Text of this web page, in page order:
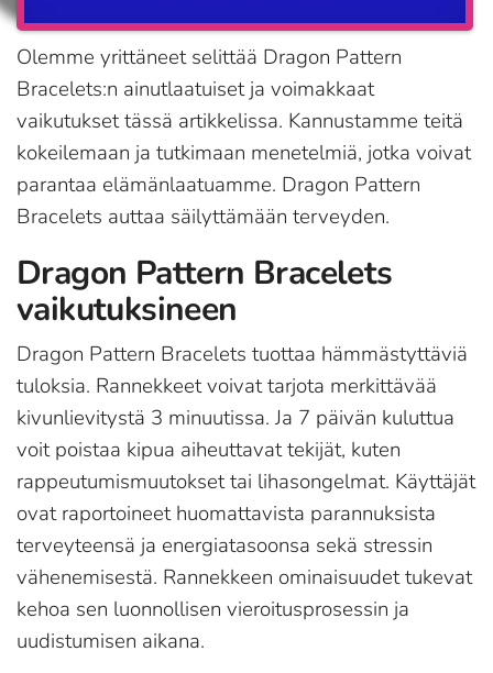
Olemme yrittäneet selittää Dragon Pattern
Bracelets:n ainutlaatuiset ja voimakkaat
vaikutukset tässä artikkelissa. Kannustamme teitä
kokeilemaan ja tutkimaan menetelmiä, jotka voivat
parantaa elämänlaatuamme. Dragon Pattern
Bracelets auttaa säilyttämään terveyden.
Dragon Pattern Bracelets
vaikutuksineen
Dragon Pattern Bracelets tuottaa hämmästyttäviä
tuloksia. Rannekkeet voivat tarjota merkittävää
kivunlievitystä 3 minuutissa. Ja 7 päivän kuluttua
voit poistaa kipua aiheuttavat tekijät, kuten
rappeutumismuutokset tai lihasongelmat. Käyttäjät
ovat raportoineet huomattavista parannuksista
terveyteensä ja energiatasoonsa sekä stressin
vähenemisestä. Rannekkeen ominaisuudet tukevat
kehoa sen luonnollisen vieroitusprosessin ja
uudistumisen aikana.